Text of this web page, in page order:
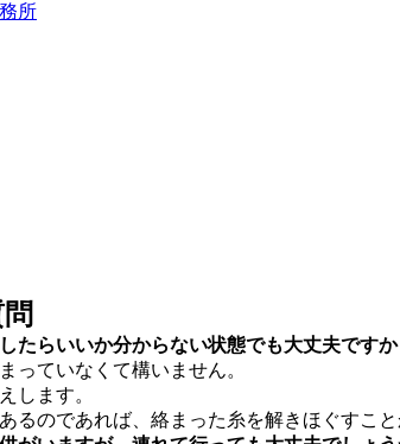
たらいいか分からない状態でも大丈夫ですか
っていなくて構いません。
します。
るのであれば、絡まった糸を解きほぐすこと